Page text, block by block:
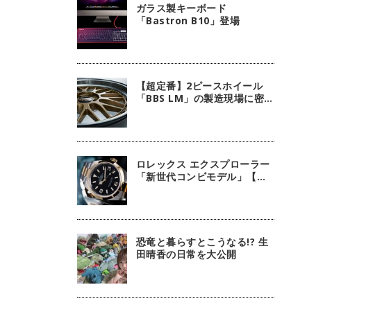
ガラス製キーボード
「Bastron B10」登場
【超定番】2ピースホイール
「BBS LM」の製造現場に密
ロレックス エクスプローラー
「新世代コンビモデル」【今
恐竜と暮らすとこうなる!? 生
田晴香の日常を大公開